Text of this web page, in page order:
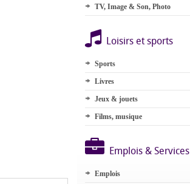
TV, Image & Son, Photo
Loisirs et sports
Sports
Livres
Jeux & jouets
Films, musique
Emplois & Services
Emplois